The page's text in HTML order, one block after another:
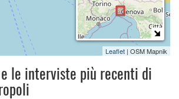
Leaflet | OSM Mapnik
le interviste più recenti di